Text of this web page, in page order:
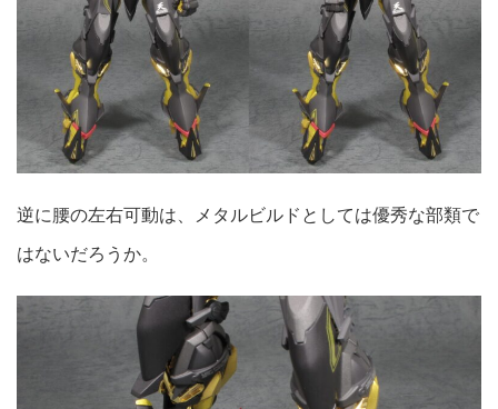
逆に腰の左右可動は、メタルビルドとしては優秀な部類で
はないだろうか。